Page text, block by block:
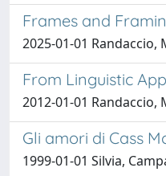
Frames and
2025-01-01 Randaccio,
From Linguistic
2012-01-01 Randaccio,
Gli amori di Cass
1999-01-01 Silvia,